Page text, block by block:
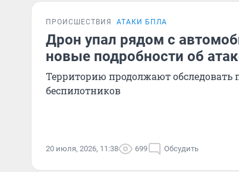
ПРОИСШЕСТВИЯ АТАКИ БПЛА
Дрон упал рядом с
новые подробности об
Территорию продолжают обследовать
беспилотников
20 июля, 2026, 11:38 699 Обсудить